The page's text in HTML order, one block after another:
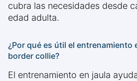
cubra las necesidades desde
edad adulta.
¿Por qué es útil el entrenamiento
border collie?
El entrenamiento en jaula